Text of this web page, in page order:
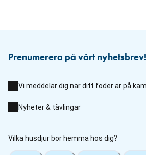
Prenumerera på vårt nyhetsbrev!
Vi meddelar dig när ditt foder är på
Nyheter & tävlingar
Vilka husdjur bor hemma hos dig?